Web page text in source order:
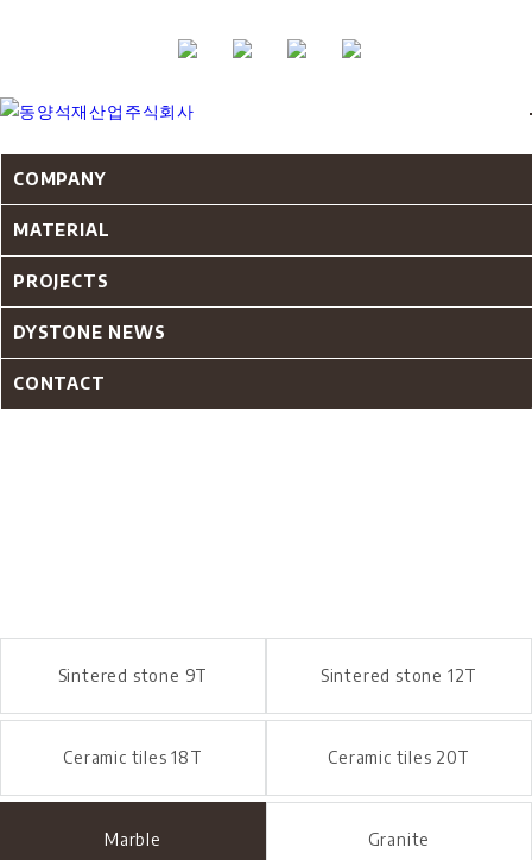
COMPANY
MATERIAL
PROJECTS
DYSTONE NEWS
CONTACT
Sintered stone 9T Sintered stone 12T
Ceramic tiles 18T Ceramic tiles 20T
Marble Granite